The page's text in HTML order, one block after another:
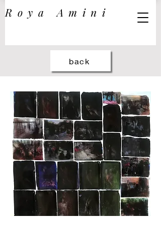
Roya Amini
back